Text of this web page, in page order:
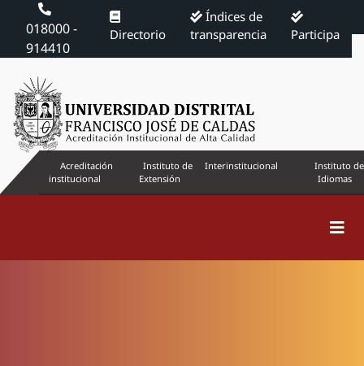
018000 -
914410
Directorio
Índices de
transparencia
Participa
Acreditación
institucional
Instituto de
Extensión
Interinstitucional
Instituto de
Idiomas